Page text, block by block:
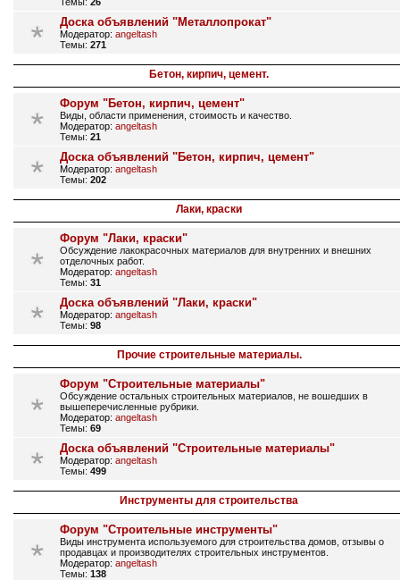
Доска объявлений "Металлопрокат"
Модератор: angeltash
Темы: 271
Бетон, кирпич, цемент.
Форум "Бетон, кирпич, цемент"
Виды, области применения, стоимость и качество.
Модератор: angeltash
Темы: 21
Доска объявлений "Бетон, кирпич, цемент"
Модератор: angeltash
Темы: 202
Лаки, краски
Форум "Лаки, краски"
Обсуждение лакокрасочных материалов для внутренних и внешних
отделочных работ.
Модератор: angeltash
Темы: 31
Доска объявлений "Лаки, краски"
Модератор: angeltash
Темы: 98
Прочие строительные материалы.
Форум "Строительные материалы"
Обсуждение остальных строительных материалов, не вошедших в
вышеперечисленные рубрики.
Модератор: angeltash
Темы: 69
Доска объявлений "Строительные материалы"
Модератор: angeltash
Темы: 499
Инструменты для строительства
Форум "Строительные инструменты"
Виды инструмента используемого для строительства домов, отзывы о
продавцах и производителях строительных инструментов.
Модератор: angeltash
Темы: 138